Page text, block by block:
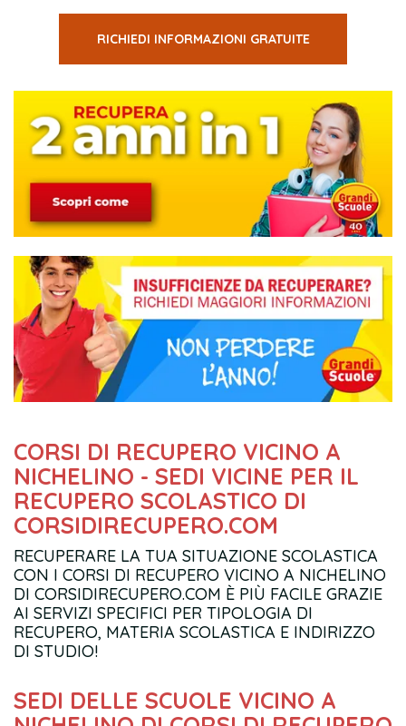
CORSI DI RECUPERO VICINO A
NICHELINO - SEDI VICINE PER IL
RECUPERO SCOLASTICO DI
CORSIDIRECUPERO.COM
RECUPERARE LA TUA SITUAZIONE SCOLASTICA
CON I CORSI DI RECUPERO VICINO A NICHELINO
DI CORSIDIRECUPERO.COM È PIÙ FACILE GRAZIE
AI SERVIZI SPECIFICI PER TIPOLOGIA DI
RECUPERO, MATERIA SCOLASTICA E INDIRIZZO
DI STUDIO!
SEDI DELLE SCUOLE VICINO A